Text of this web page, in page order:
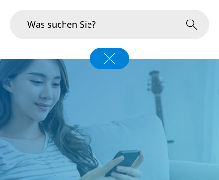
Branchen
Im Fokus
Infrastruktur & Betrieb
Über uns